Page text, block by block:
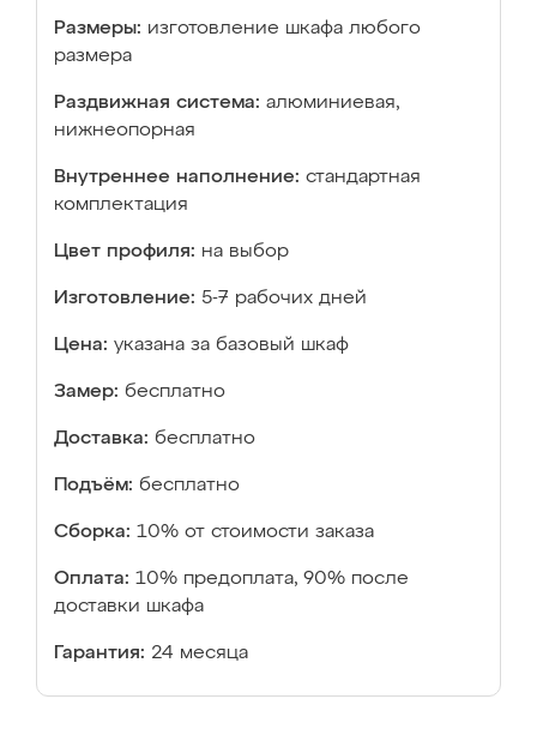
Размеры: изготовление шкафа любого
размера
Раздвижная система: алюминиевая,
нижнеопорная
Внутреннее наполнение: стандартная
комплектация
Цвет профиля: на выбор
Изготовление: 5-7 рабочих дней
Цена: указана за базовый шкаф
Замер: бесплатно
Доставка: бесплатно
Подъём: бесплатно
Сборка: 10% от стоимости заказа
Оплата: 10% предоплата, 90% после
доставки шкафа
Гарантия: 24 месяца